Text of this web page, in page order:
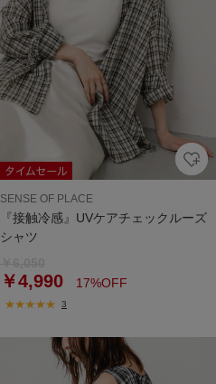
SENSE OF PLACE
『接触冷感』UVケアチェックルーズ
シャツ
￥4,990 17%OFF
3